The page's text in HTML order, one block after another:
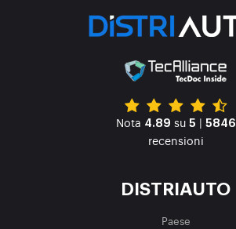
Nota 4.89 su 5 | 5846
recensioni
DISTRIAUTO
Paese